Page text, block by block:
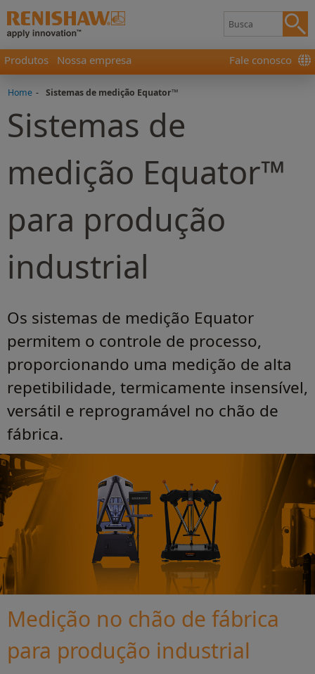
Produtos Nossa empresa Fale conosco
Home - Sistemas de medição Equator™
Sistemas de
medição Equator™
para produção
industrial
Os sistemas de medição Equator
permitem o controle de processo,
proporcionando uma medição de alta
repetibilidade, termicamente insensível,
versátil e reprogramável no chão de
fábrica.
Medição no chão de fábrica
para produção industrial